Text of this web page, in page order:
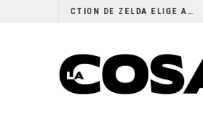
EL LIVE-ACTION DE ZELDA ELIGE A SU VILLANO